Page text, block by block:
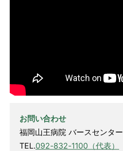
お問い合わせ
福岡山王病院 バースセンター
TEL.092-832-1100（代表）